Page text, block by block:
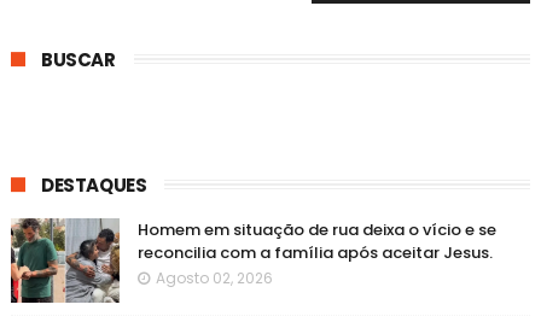
BUSCAR
DESTAQUES
Homem em situação de rua deixa o vício e se
reconcilia com a família após aceitar Jesus.
Agosto 02, 2026